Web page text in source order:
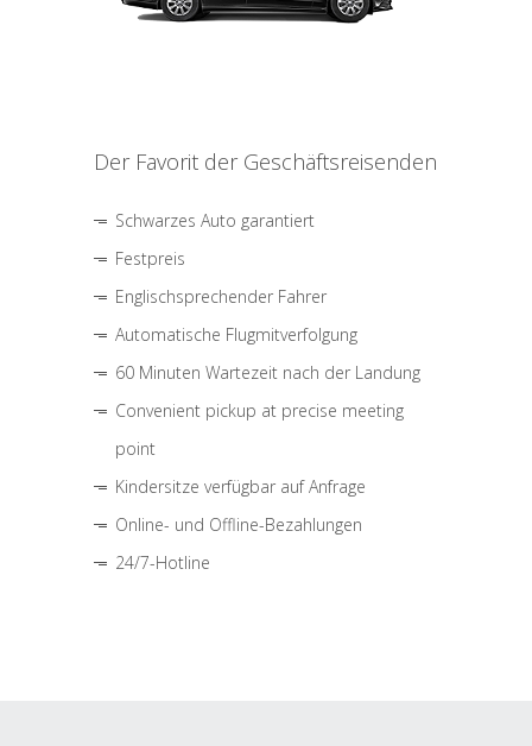
Der Favorit der Geschäftsreisenden
Schwarzes Auto garantiert
Festpreis
Englischsprechender Fahrer
Automatische Flugmitverfolgung
60 Minuten Wartezeit nach der Landung
Convenient pickup at precise meeting
point
Kindersitze verfügbar auf Anfrage
Online- und Offline-Bezahlungen
24/7-Hotline